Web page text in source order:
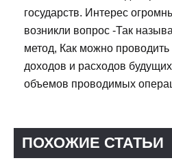
государств. Интерес
возникли вопрос -Так
метод, Как можно
доходов и расходов
объемов проводимых
ПОХОЖИЕ СТАТЬИ